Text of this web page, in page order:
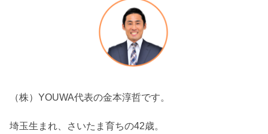
（株）YOUWA代表の金本淳哲です。
埼玉生まれ、さいたま育ちの42歳。